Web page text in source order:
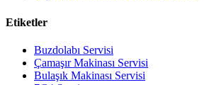
Etiketler
Buzdolabı Servisi
Çamaşır Makinası Servisi
Bulaşık Makinası Servisi